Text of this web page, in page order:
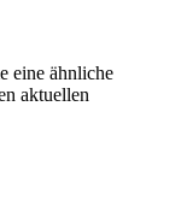
eine ähnliche
aktuellen